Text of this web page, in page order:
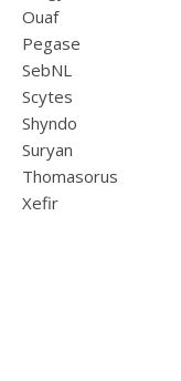
Ouaf
Pegase
SebNL
Scytes
Shyndo
Suryan
Thomasorus
Xefir